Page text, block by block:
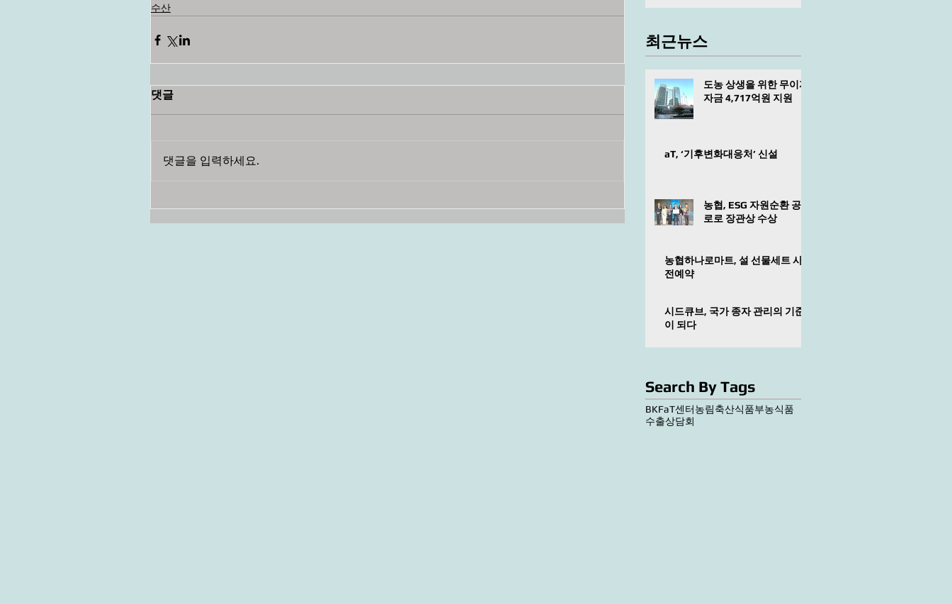
수산
댓글
댓글을 입력하세요.
최근뉴스
도농 상생을 위한 무이자
자금 4,717억원 지원
aT, ‘기후변화대응처’ 신설
농협, ESG 자원순환 공
로로 장관상 수상
농협하나로마트, 설 선물세트 사
전예약
시드큐브, 국가 종자 관리의 기준
이 되다
Search By Tags
BKFaT센터농림축산식품부농식품
수출상담회